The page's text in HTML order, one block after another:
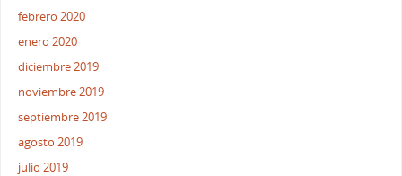
febrero 2020
enero 2020
diciembre 2019
noviembre 2019
septiembre 2019
agosto 2019
julio 2019